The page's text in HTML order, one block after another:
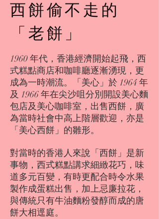
西餅偷不走的
「老餅」
1960 年代，香港經濟開始起飛，西
式糕點商店和咖啡廳逐漸湧現，更
成為一時潮流。「美心」於 1964 年
及 1966 年在尖沙咀分別開設美心麵
包店及美心咖啡室，出售西餅，廣
為當時社會中高上階層歡迎，亦是
「美心西餅」的雛形。
對當時的香港人來說「西餅」是新
事物，西式糕點講求細緻花巧，味
道多元百變，有時更配合時令水果
製作成蛋糕出售，加上忌廉拉花，
與傳統只有牛油麵粉發醇而成的唐
餅大相逕庭。